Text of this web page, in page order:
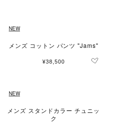
NEW
メンズ コットン パンツ "Jams"
¥38,500
NEW
メンズ スタンドカラー チュニッ
ク